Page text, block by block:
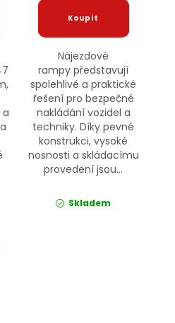
Nájezdové
rampy představují
spolehlivé a praktické
řešení pro bezpečné
nakládání vozidel a
techniky. Díky pevné
konstrukci, vysoké
nosnosti a skládacímu
provedení jsou...
Skladem